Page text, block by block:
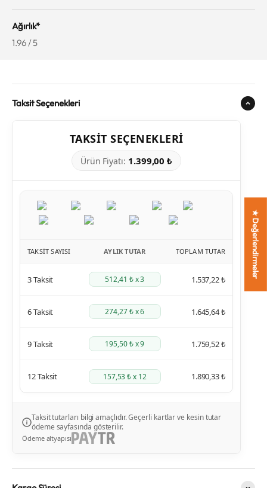
Ağırlık*
1.96 / 5
Taksit Seçenekleri
TAKSIT SEÇENEKLERI
Ürün Fiyatı: 1.399,00 ₺
TAKSIT SAYISI AYLIK TUTAR TOPLAM TUTAR
3 Taksit 512,41 ₺ x 3 1.537,22 ₺
6 Taksit 274,27 ₺ x 6 1.645,64 ₺
9 Taksit 195,50 ₺ x 9 1.759,52 ₺
12 Taksit 157,53 ₺ x 12 1.890,33 ₺
Taksit tutarları bilgi amaçlıdır. Geçerli kartlar ve kesin tutar
ödeme sayfasında gösterilir.
Ödeme altyapısı
★ Değerlendirmeler